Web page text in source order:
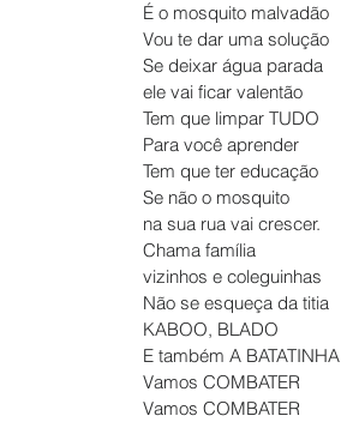
É o mosquito malvadão
Vou te dar uma solução
Se deixar água parada
ele vai ficar valentão
Tem que limpar TUDO
Para você aprender
Tem que ter educação
Se não o mosquito
na sua rua vai crescer.
Chama família
vizinhos e coleguinhas
Não se esqueça da titia
KABOO, BLADO
E também A BATATINHA
Vamos COMBATER
Vamos COMBATER